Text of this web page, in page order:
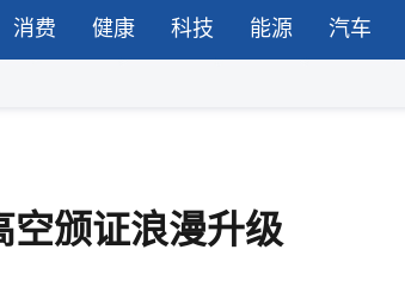
消费 健康 科技 能源 汽车
空颁证浪漫升级